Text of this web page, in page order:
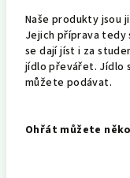
Naše produkty jsou
Jejich příprava tedy
se dají jíst i za
jídlo převářet. Jídlo
můžete podávat.
Ohřát můžete